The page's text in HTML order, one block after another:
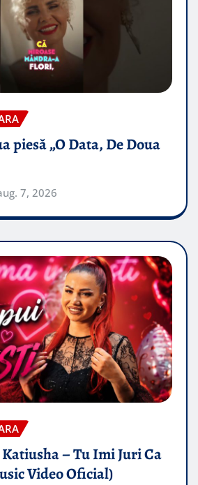
piesă „O Data, De Doua
7, 2026
– Tu Imi Juri Ca
Video Oficial)